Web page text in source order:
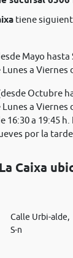
tiene
Mayo
a Viernes
Octubre
a Viernes
16:30 a 19:45 h.
por la
Caixa
Calle Urbi-alde,
S-n